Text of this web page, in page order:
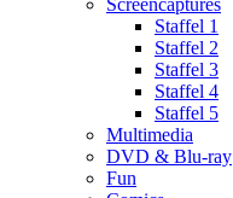
Screencaptures
Staffel 1
Staffel 2
Staffel 3
Staffel 4
Staffel 5
Multimedia
DVD & Blu-ray
Fun